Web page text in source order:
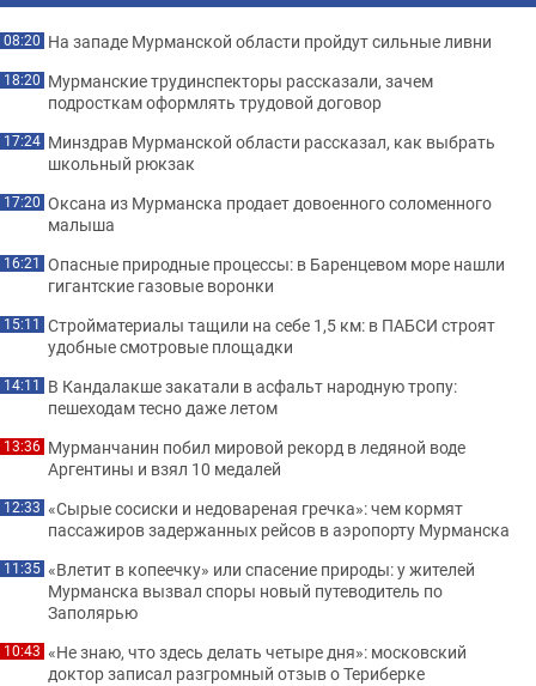
08:20 На западе Мурманской области пройдут сильные ливни
18:20 Мурманские трудинспекторы рассказали, зачем
подросткам оформлять трудовой договор
17:24 Минздрав Мурманской области рассказал, как выбрать
школьный рюкзак
17:20 Оксана из Мурманска продает довоенного соломенного
малыша
16:21 Опасные природные процессы: в Баренцевом море нашли
гигантские газовые воронки
15:11 Стройматериалы тащили на себе 1,5 км: в ПАБСИ строят
удобные смотровые площадки
14:11 В Кандалакше закатали в асфальт народную тропу:
пешеходам тесно даже летом
13:36 Мурманчанин побил мировой рекорд в ледяной воде
Аргентины и взял 10 медалей
12:33 «Сырые сосиски и недовареная гречка»: чем кормят
пассажиров задержанных рейсов в аэропорту Мурманска
11:35 «Влетит в копеечку» или спасение природы: у жителей
Мурманска вызвал споры новый путеводитель по
Заполярью
10:43 «Не знаю, что здесь делать четыре дня»: московский
доктор записал разгромный отзыв о Териберке